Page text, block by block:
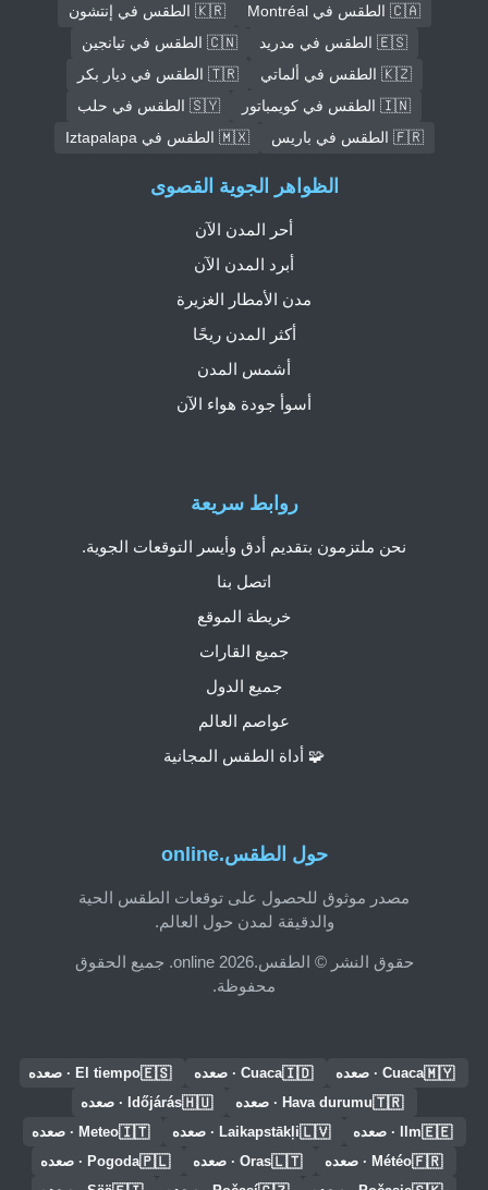
🇨🇦 الطقس في Montréal
🇰🇷 الطقس في إنتشون
🇪🇸 الطقس في مدريد
🇨🇳 الطقس في تيانجين
🇰🇿 الطقس في ألماتي
🇹🇷 الطقس في ديار بكر
🇮🇳 الطقس في كويمباتور
🇸🇾 الطقس في حلب
🇫🇷 الطقس في باريس
🇲🇽 الطقس في Iztapalapa
حول الطقس.online
مصدر موثوق للحصول على توقعات الطقس الحية
والدقيقة لمدن حول العالم.
حقوق النشر © الطقس.online 2026. جميع الحقوق
محفوظة.
روابط سريعة
نحن ملتزمون بتقديم أدق وأيسر التوقعات الجوية.
اتصل بنا
خريطة الموقع
جميع القارات
جميع الدول
عواصم العالم
🧩 أداة الطقس المجانية
الظواهر الجوية القصوى
أحر المدن الآن
أبرد المدن الآن
مدن الأمطار الغزيرة
أكثر المدن ريحًا
أشمس المدن
أسوأ جودة هواء الآن
🇲🇾Cuaca · صعده 🇮🇩Cuaca · صعده 🇪🇸El tiempo · صعده
🇹🇷Hava durumu · صعده 🇭🇺Időjárás · صعده
🇪🇪Ilm · صعده 🇱🇻Laikapstākļi · صعده 🇮🇹Meteo · صعده
🇫🇷Météo · صعده 🇱🇹Oras · صعده 🇵🇱Pogoda · صعده